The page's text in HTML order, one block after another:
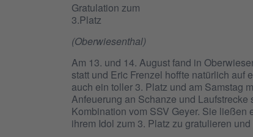
Gratulation zum
3.Platz
(Oberwiesenthal)
Am 13. und 14. August fand in
statt und Eric Frenzel hoffte natürlich auf
auch ein toller 3. Platz und am Samstag
Anfeuerung an Schanze und
Kombination vom SSV Geyer. Sie ließen
ihrem Idol zum 3. Platz zu gratulieren